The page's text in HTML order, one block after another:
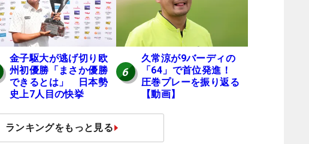
金子駆大が逃げ切り欧
州初優勝「まさか優勝
できるとは」 日本勢
史上7人目の快挙
6
久常涼が9バーディの
「64」で首位発進！
圧巻プレーを振り返る
【動画】
ランキングをもっと見る